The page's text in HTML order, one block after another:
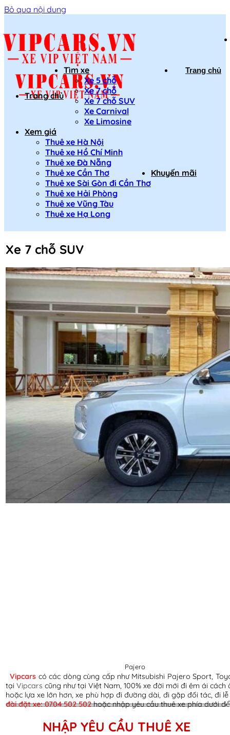
Bỏ qua nội dung
Trang chủ
Trang chủ
Tìm xe
Xe 5 chỗ
Xe 7 chỗ
Xe 7 chỗ SUV
Xe Carnival
Xe Limosine
Xem giá
Thuê xe Hà Nội
Thuê xe Hồ Chí Minh
Thuê xe Đà Nẵng
Thuê xe Cần Thơ
Thuê xe Sài Gòn đi Cần Thơ
Thuê xe Hải Phòng
Thuê xe Vũng Tàu
Thuê xe Hạ Long
Khuyến mãi
Xe 7 chỗ SUV
Pajero
Vipcars có các dòng cùng cấp như Mitsubishi Pajero Sport,
tại Vipcars cũng như tại Việt Nam, 100% xe đời mới đi êm ái
hoặc lựa xe lớn hơn, xe phù hợp đi đường dài, đi gặp đối tác, đi
đài đặt xe: 0704 502 502hoặc nhập yêu cầu thuê xe phía dưới
NHẬP YÊU CẦU THUÊ XE